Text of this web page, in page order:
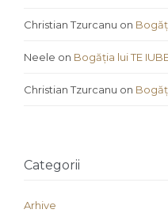
Christian Tzurcanu on
Neele on Bogăția lui TE
Christian Tzurcanu on
Categorii
Arhive